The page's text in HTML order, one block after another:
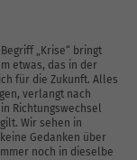
„Krise“ bringt
etwas, das in der
für die Zukunft. Alles
verlangt nach
Richtungswechsel
Wir sehen in
Gedanken über
noch in dieselbe